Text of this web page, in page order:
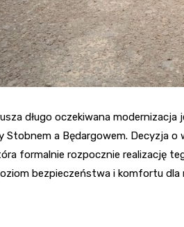
długo oczekiwana
a Będargowem. Decyzja
formalnie rozpocznie realizację
bezpieczeństwa i komfortu